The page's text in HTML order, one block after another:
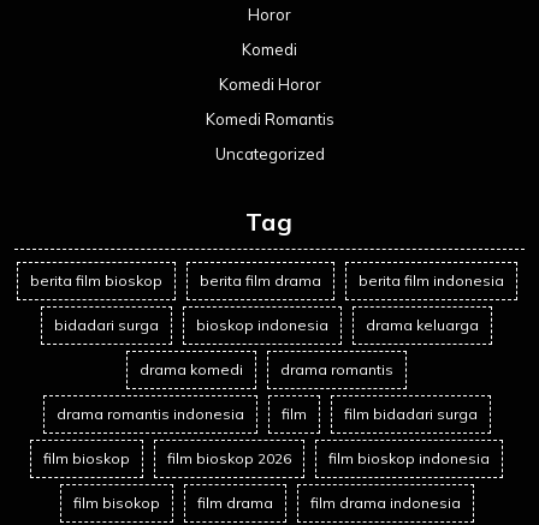
Horor
Komedi
Komedi Horor
Komedi Romantis
Uncategorized
Tag
berita film bioskop berita film drama berita film indonesia
bidadari surga bioskop indonesia drama keluarga
drama komedi drama romantis
drama romantis indonesia film film bidadari surga
film bioskop film bioskop 2026 film bioskop indonesia
film bisokop film drama film drama indonesia